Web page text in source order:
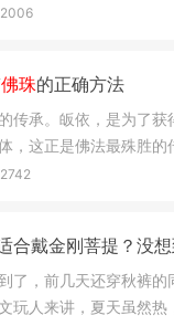
2006
佛珠的正确方法
传承。皈依，是为了获
，这正是佛法最殊胜的
2742
合戴金刚菩提？没
了，前几天还穿秋裤的
玩人来讲，夏天虽然热